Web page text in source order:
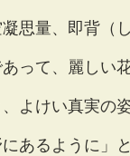
思量、即背（
って、麗しい
よけい真実の
あるように」